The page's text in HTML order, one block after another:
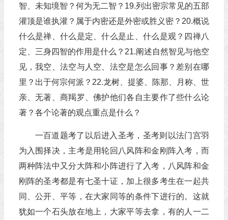
智、未知境智？何为无二智？19.列出密宗常见的五部
灌顶是谁执灌？属于内密还是外密或胜义密？20.概说
什么是禅、什么是定、什么是止、什么是观？四禅八
定、三身四智的作用是什么？21.阐述自然智见与他空
见，我空、法空与人空、法空是怎么回事？差别在哪
里？出于何宗何派？22.龙树、提婆、陈那、月称、世
亲、无著、商羯罗、佛护他们各自主要作了些什么论
著？各个论著的观点重点是什么？
一百道题考了以后进入圣考，圣考则以法门宫羽
为入围择决，主考是用轮回八风阵和金刚阵入考，而
两种阵法中又分大阵和小阵进行了入考，八风阵和金
刚阵的圣考都是有七圣十证，加上很多考生在一起共
同、公开、平等，在大家同等的条件下进行的。这就
犹如一个石头放在地上，大家平等去拿，有的人一二